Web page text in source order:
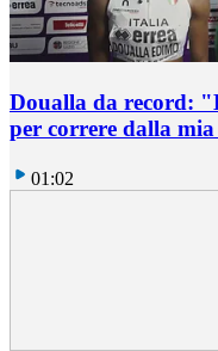
Doualla da record:
per correre dalla
01:02